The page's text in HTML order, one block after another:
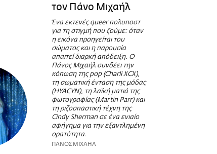
τον Πάνο Μιχαήλ
Ένα εκτενές queer πολυποστ
για τη στιγμή που ζούμε: όταν
η εικόνα προηγείται του
σώματος και η παρουσία
απαιτεί διαρκή απόδειξη. Ο
Πάνος Μιχαήλ συνδέει την
κόπωση της pop (Charli XCX),
τη σωματική ένταση της μόδας
(HYACYN), τη λαϊκή ματιά της
φωτογραφίας (Martin Parr) και
τη ριζοσπαστική τέχνη της
Cindy Sherman σε ένα ενιαίο
αφήγημα για την εξαντλημένη
ορατότητα.
ΠΑΝΟΣ ΜΙΧΑΗΛ